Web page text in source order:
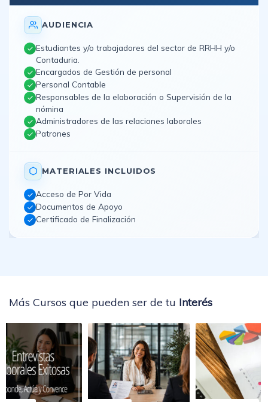
AUDIENCIA
Estudiantes y/o trabajadores del sector de RRHH y/o
Contaduria.
Encargados de Gestión de personal
Personal Contable
Responsables de la elaboración o Supervisión de la
nómina
Administradores de las relaciones laborales
Patrones
MATERIALES INCLUIDOS
Acceso de Por Vida
Documentos de Apoyo
Certificado de Finalización
Más Cursos que pueden ser de tu Interés
$
$650.00
era: $650.00.
$0.00
es: $0.00.
$500.00